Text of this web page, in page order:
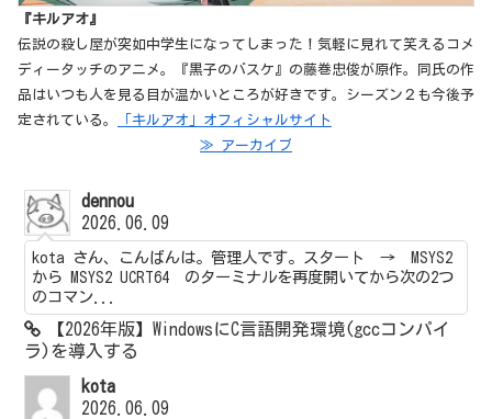
『キルアオ』
伝説の殺し屋が突如中学生になってしまった！気軽に見れて笑えるコメ
ディータッチのアニメ。『黒子のバスケ』の藤巻忠俊が原作。同氏の作
品はいつも人を見る目が温かいところが好きです。シーズン２も今後予
定されている。
「キルアオ」オフィシャルサイト
≫ アーカイブ
dennou
2026.06.09
kota さん、こんばんは。管理人です。スタート → MSYS2
から MSYS2 UCRT64 のターミナルを再度開いてから次の2つ
のコマン...
【2026年版】WindowsにC言語開発環境(gccコンパイ
ラ)を導入する
kota
2026.06.09